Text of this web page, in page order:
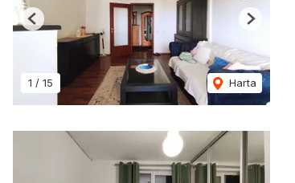
1 / 15 Harta
Previous Next